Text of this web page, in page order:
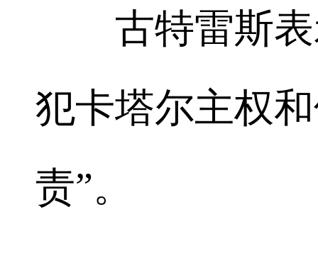
古特雷斯表
犯卡塔尔主权
责”。